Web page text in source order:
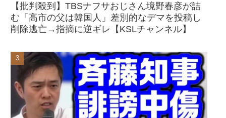
【批判殺到】TBSナフサおじさん境野春彦が詰
む「高市の父は韓国人」差別的なデマを投稿し
削除逃亡→指摘に逆ギレ【KSLチャンネル】